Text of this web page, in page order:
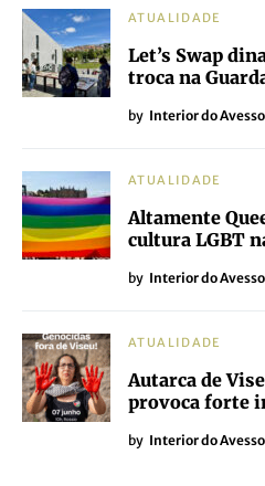
ATUALIDADE
Let’s Swap
troca na
by Interior do Avesso
ATUALIDADE
Altamente
cultura LGBT
by Interior do Avesso
ATUALIDADE
Autarca de
provoca forte
by Interior do Avesso